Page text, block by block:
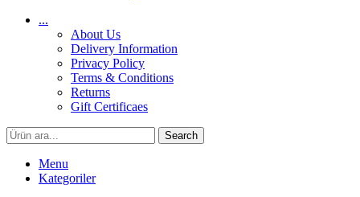
...
About Us
Delivery Information
Privacy Policy
Terms & Conditions
Returns
Gift Certificaes
Search
Menu
Kategoriler